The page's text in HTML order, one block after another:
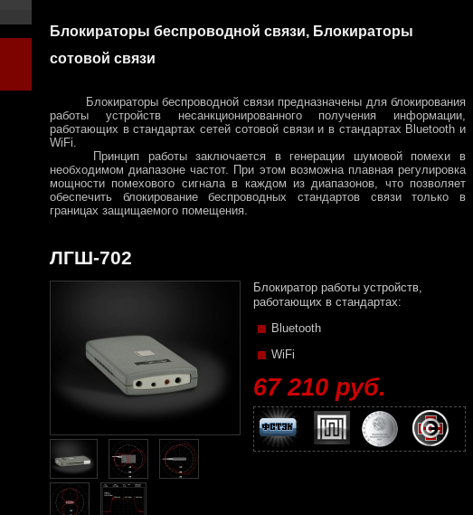
Блокираторы беспроводной связи, Блокираторы
сотовой связи
Блокираторы беспроводной связи предназначены для блокирования
работы устройств несанкционированного получения информации,
работающих в стандартах сетей сотовой связи и в стандартах Bluetooth и
WiFi.
Принцип работы заключается в генерации шумовой помехи в
необходимом диапазоне частот. При этом возможна плавная регулировка
мощности помехового сигнала в каждом из диапазонов, что позволяет
обеспечить блокирование беспроводных стандартов связи только в
границах защищаемого помещения.
ЛГШ-702
Блокиратор работы устройств,
работающих в стандартах:
Bluetooth
WiFi
67 210 руб.